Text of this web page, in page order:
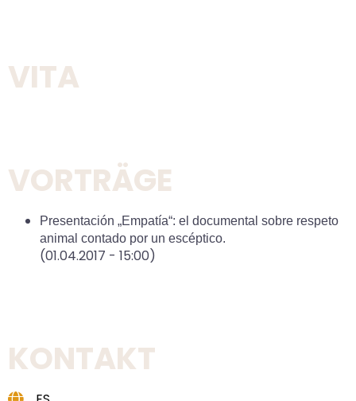
VITA
VORTRÄGE
Presentación „Empatía“: el documental sobre respeto
animal contado por un escéptico.
(01.04.2017 - 15:00)
KONTAKT